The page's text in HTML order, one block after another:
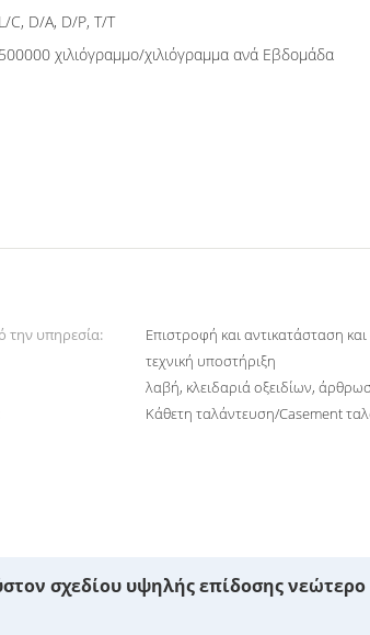
L/C, D/A, D/P, T/T
500000 χιλιόγραμμο/χιλιόγραμμα ανά Εβδομάδα
την υπηρεσία:
Επιστροφή και αντικατάσταση
τεχνική υποστήριξη
λαβή, κλειδαριά οξειδίων,
Κάθετη ταλάντευση/Casement
σχεδίου υψηλής επίδοσης νεώτερο